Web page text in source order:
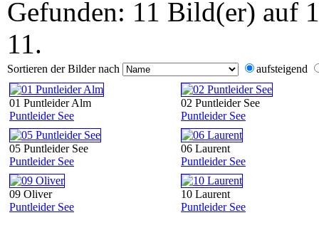
Gefunden: 11 Bild(er) auf
11.
Sortieren der Bilder nach aufsteigend
01 Puntleider Alm
Puntleider See
02 Puntleider See
Puntleider See
05 Puntleider See
Puntleider See
06 Laurent
Puntleider See
09 Oliver
Puntleider See
10 Laurent
Puntleider See